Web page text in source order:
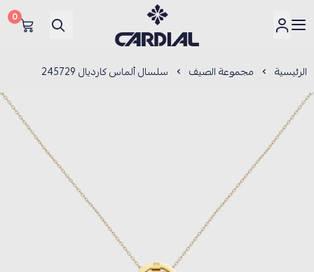
كارديــال
0
الرئيسية مجموعة الصيف سلسال ألماس كارديال 245729